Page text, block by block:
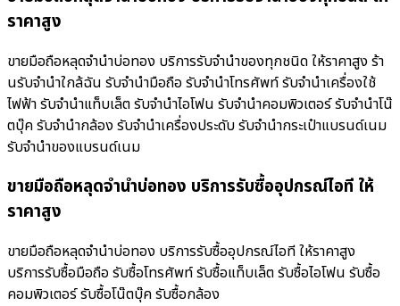
ราคาสูง
ขายมือถือหลุดจำนำบ่อทอง บริการรับจำนำของทุกชนิด ให้ราคาสูง ร้า
นรับจํานําใกล้ฉัน รับจำนำมือถือ รับจำนำโทรศัพท์ รับจำนำเครื่องใช้
ไฟฟ้า รับจำนำแท็บเล็ต รับจำนำไอโฟน รับจำนำคอมพิวเตอร์ รับจำนำโน๊
ตบุ๊ค รับจำนำกล้อง รับจำนำเครื่องประดับ รับจำนำกระเป๋าแบรนด์เนม
รับจำนำของแบรนด์เนม
ขายมือถือหลุดจำนำบ่อทอง บริการรับซื้ออุปกรณ์ไอที ให้
ราคาสูง
ขายมือถือหลุดจำนำบ่อทอง บริการรับซื้ออุปกรณ์ไอที ให้ราคาสูง
บริการรับซื้อมือถือ รับซื้อโทรศัพท์ รับซื้อแท็บเล็ต รับซื้อไอโฟน รับซื้อ
คอมพิวเตอร์ รับซื้อโน๊ตบุ๊ค รับซื้อกล้อง